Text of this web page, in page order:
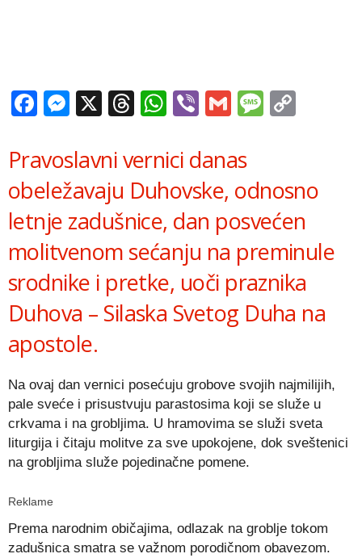
Facebook
Messenger
X Threads
WhatsApp
ViberGmail
Pravoslavni vernici danas
obeležavaju Duhovske, odnosno
letnje zadušnice, dan posvećen
molitvenom sećanju na preminule
srodnike i pretke, uoči praznika
Duhova – Silaska Svetog Duha na
apostole.
Na ovaj dan vernici posećuju grobove svojih najmilijih,
pale sveće i prisustvuju parastosima koji se služe u
crkvama i na grobljima. U hramovima se služi sveta
liturgija i čitaju molitve za sve upokojene, dok sveštenici
na grobljima služe pojedinačne pomene.
Reklame
Prema narodnim običajima, odlazak na groblje tokom
zadušnica smatra se važnom porodičnom obavezom.